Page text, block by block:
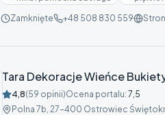
Zamknięte +48 508 830 559
Tara Dekoracje Wieńce
4,8(59 opinii)Ocena portalu: 7,5
Polna 7b, 27-400 Ostrowiec